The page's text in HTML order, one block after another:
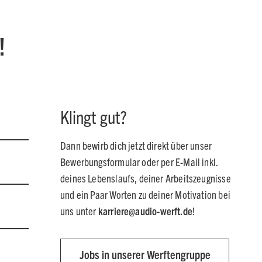
Klingt gut?
Dann bewirb dich jetzt direkt über unser
Bewerbungsformular oder per E-Mail inkl.
deines Lebenslaufs, deiner Arbeitszeugnisse
und ein Paar Worten zu deiner Motivation bei
uns unter karriere@audio-werft.de!
Jobs in unserer Werftengruppe